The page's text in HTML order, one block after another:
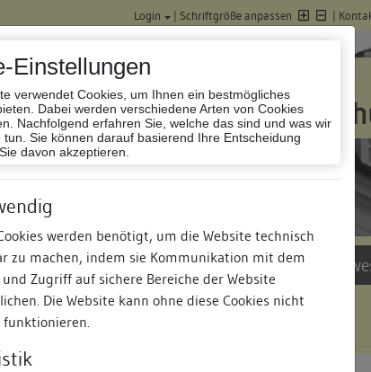
Einstellungen
verwendet Cookies, um Ihnen ein bestmögliches
Dabei werden verschiedene Arten von Cookies
Nachfolgend erfahren Sie, welche das sind und was wir
tun. Sie können darauf basierend Ihre Entscheidung
davon akzeptieren.
werden benötigt, um die Website technisch
zu machen, indem sie Kommunikation mit dem
und Zugriff auf sichere Bereiche der Website
Die Website kann ohne diese Cookies nicht
Login | Schriftgröße anpassen |
Datenbank
Suche Freie Bauforscher:innen